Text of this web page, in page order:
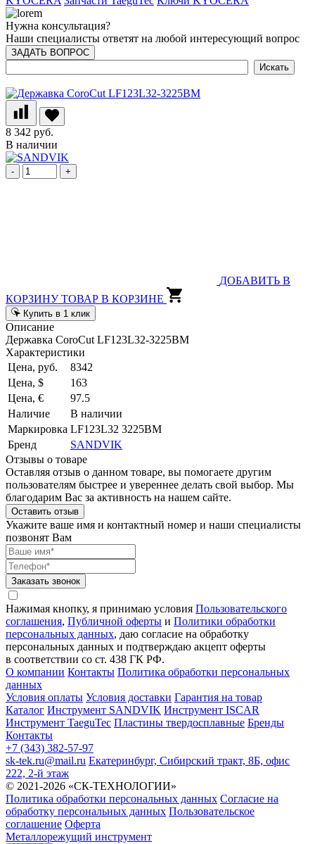
Нужна консультация?
Наши специалисты ответят на любой интересующий вопрос
ЗАДАТЬ ВОПРОС
8 342 руб.
В наличии
- +
ДОБАВИТЬ В
КОРЗИНУ ТОВАР В КОРЗИНЕ
Купить в 1 клик
Описание
Державка CoroCut LF123L32-3225BM
Характеристики
Цена, руб.
8342
Цена, $
163
Цена, €
97.5
Наличие
В наличии
Маркировка LF123L32 3225BM
Бренд
SANDVIK
Отзывы о товаре
Оставляя отзыв о данном товаре, вы помогаете другим
пользователям быстрее и увереннее делать свой выбор. Мы
благодарим Вас за активность на нашем сайте.
Оставить отзыв
Укажите ваше имя и контактный номер и наши специалисты
позвонят Вам
Заказать звонок
Нажимая кнопку, я принимаю условия Пользовательского
соглашения, Публичной оферты и Политики обработки
персональных данных, даю согласие на обработку
персональных данных и подтверждаю акцепт оферты
в соответствии со ст. 438 ГК РФ.
О компании Контакты Политика обработки персональных
данных
Условия оплаты Условия доставки Гарантия на товар
Каталог Инструмент SANDVIK Инструмент ISCAR
Инструмент TaeguTec Пластины твердосплавные Бренды
Контакты
+7 (343) 382-57-97
sk-tek.ru@mail.ru Екатеринбург, Сибирский тракт, 8Б, офис
222, 2-й этаж
© 2021-2026 «СК-ТЕХНОЛОГИИ»
Политика обработки персональных данных Согласие на
обработку персональных данных Пользовательское
соглашение Оферта
Металлорежущий инструмент